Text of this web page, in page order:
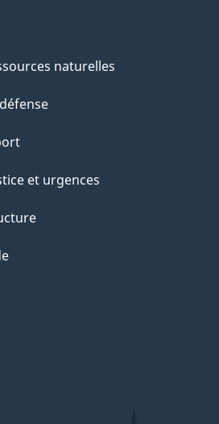
naturelles
et urgences